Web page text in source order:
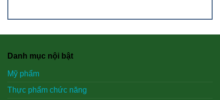
Danh mục nội bật
Mỹ phẩm
Thực phẩm chức năng